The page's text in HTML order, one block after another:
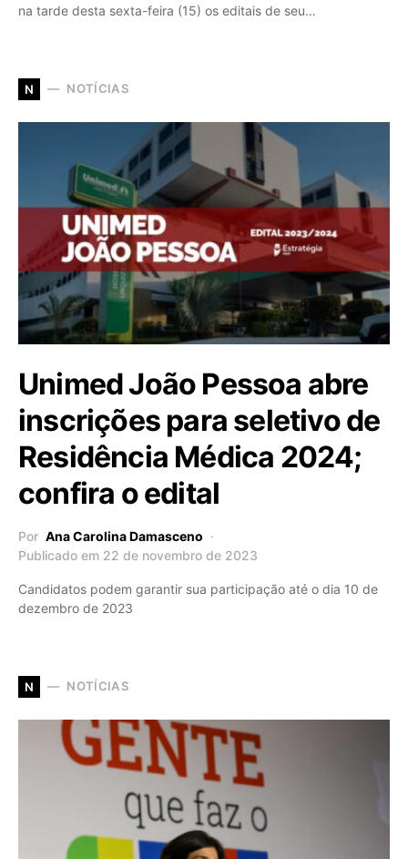
na tarde desta sexta-feira (15) os editais de seu…
N NOTÍCIAS
Unimed João Pessoa abre
inscrições para seletivo de
Residência Médica 2024;
confira o edital
Por Ana Carolina Damasceno
Publicado em 22 de novembro de 2023
Candidatos podem garantir sua participação até o dia 10 de
dezembro de 2023
N NOTÍCIAS